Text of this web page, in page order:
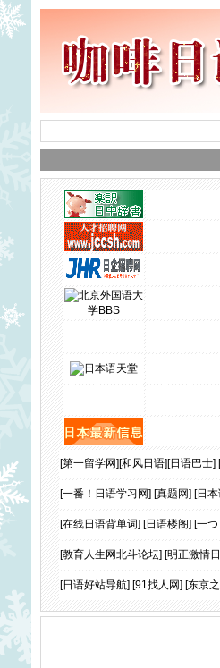
[第一留学网][和风日语][日语巴士]
[一番！日语学习网] [真题网] [日本
[在线日语背单词] [日语楼阁] [一
[教育人生网北斗论坛] [明正激情
[日语好站导航] [91找人网] [东京